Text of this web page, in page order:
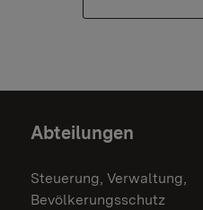
Abteilungen
Steuerung, Verwaltung,
Bevölkerungsschutz